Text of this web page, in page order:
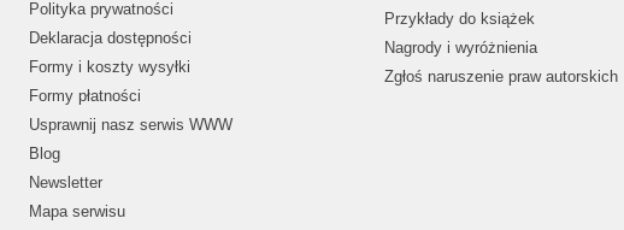
Polityka prywatności
Deklaracja dostępności
Formy i koszty wysyłki
Formy płatności
Usprawnij nasz serwis WWW
Blog
Newsletter
Mapa serwisu
Przykłady do książek
Nagrody i wyróżnienia
Zgłoś naruszenie praw autorskich